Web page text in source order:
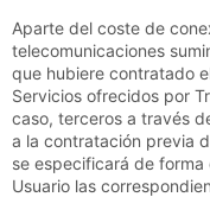
Aparte del coste de
telecomunicaciones
que hubiere contratado
Servicios ofrecidos por
caso, terceros a través
a la contratación previa
se especificará de
Usuario las